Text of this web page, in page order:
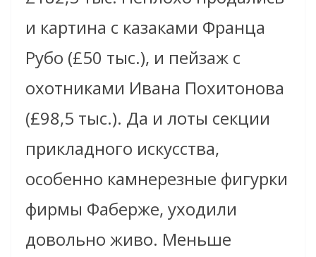
и картина с казаками Франца
Рубо (£50 тыс.), и пейзаж с
охотниками Ивана Похитонова
(£98,5 тыс.). Да и лоты секции
прикладного искусства,
особенно камнерезные фигурки
фирмы Фаберже, уходили
довольно живо. Меньше